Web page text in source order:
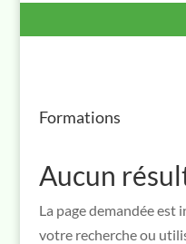
Formations
Aucun
La page demandée est
votre recherche ou